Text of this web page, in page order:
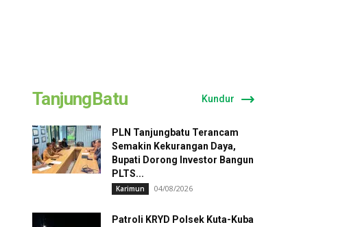
TanjungBatu Kundur
PLN Tanjungbatu Terancam
Semakin Kekurangan Daya,
Bupati Dorong Investor Bangun
PLTS...
Karimun 04/08/2026
Patroli KRYD Polsek Kuta-Kuba